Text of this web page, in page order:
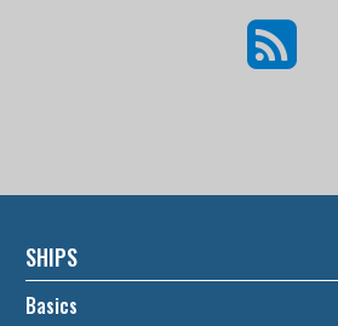
SHIPS
Basics